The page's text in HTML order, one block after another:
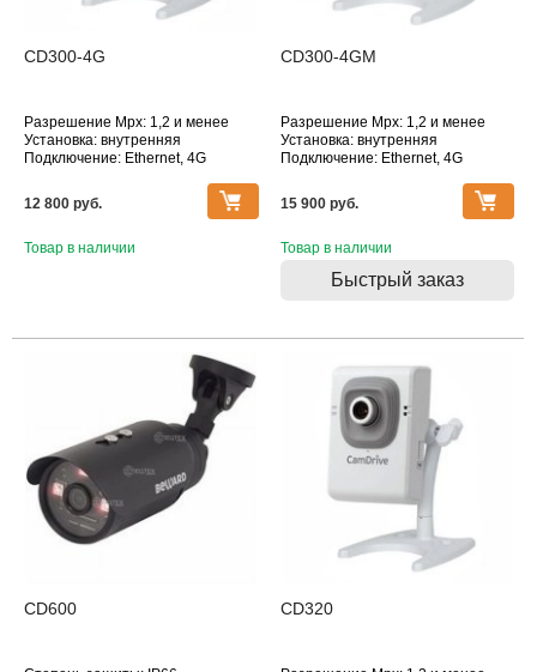
CD300-4G
Разрешение Mpx: 1,2 и менее
Установка: внутренняя
Подключение: Ethernet, 4G
Объектив (фокусное расстояние,
12 800 pуб.
Товар в наличии
CD300-4GM
Разрешение Mpx: 1,2 и менее
Установка: внутренняя
Подключение: Ethernet, 4G
Объектив (фокусное расстояние,
15 900 pуб.
Товар в наличии
Быстрый заказ
CD600 CD320